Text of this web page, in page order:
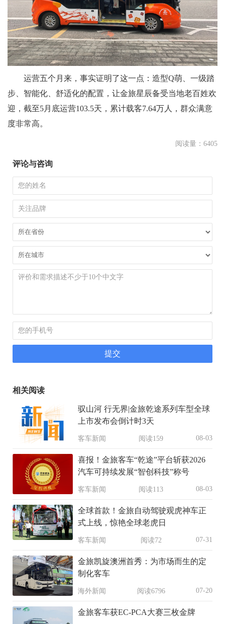
运营五个月来，事实证明了这一点：造型Q萌、一级踏
步、智能化、舒适化的配置，让金旅星辰备受当地老百姓欢
迎，截至5月底运营103.5天，累计载客7.64万人，群众满意
度非常高。
阅读量：6405
评论与咨询
相关阅读
驭山河 行无界|金旅乾途系列车型全球
上市发布会倒计时3天
客车新闻 阅读159 08-03
喜报！金旅客车“乾途”平台斩获2026
汽车可持续发展“智创科技”称号
客车新闻 阅读113 08-03
全球首款！金旅自动驾驶观虎神车正
式上线，惊艳全球老虎日
客车新闻 阅读72 07-31
金旅凯旋澳洲首秀：为市场而生的定
制化客车
海外新闻 阅读6796 07-20
金旅客车获EC-PCA大赛三枚金牌